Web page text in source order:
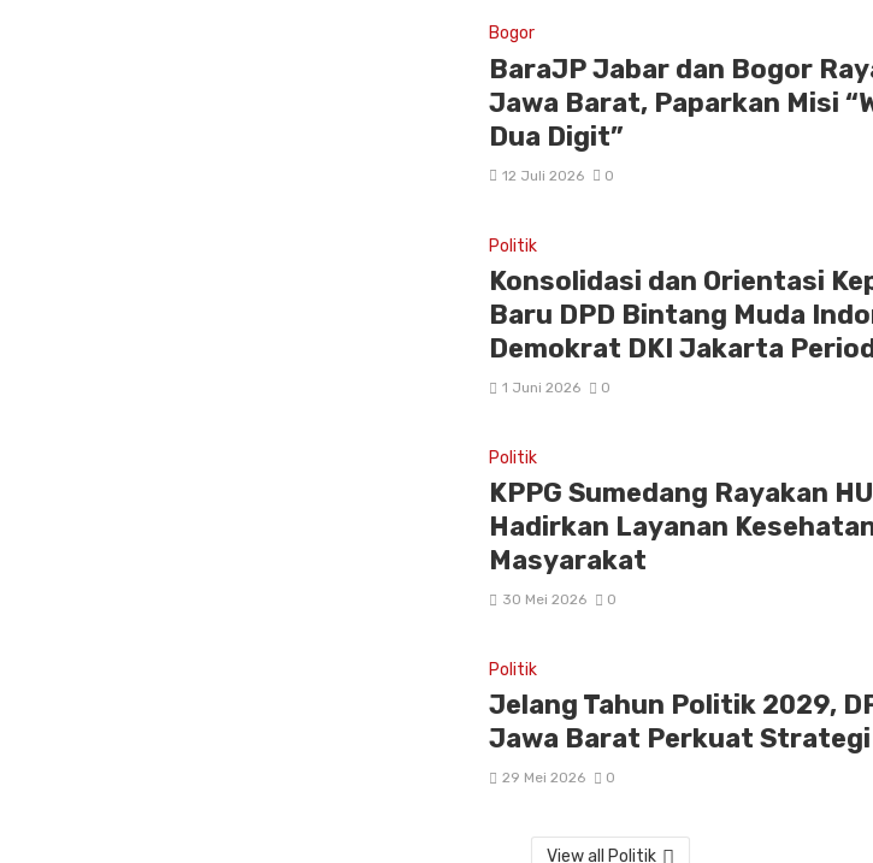
Bogor
BaraJP Jabar dan Bogor
Jawa Barat, Paparkan Misi
Dua Digit”
12 Juli 2026 0
Politik
Konsolidasi dan Orientasi
Baru DPD Bintang Muda
Demokrat DKI Jakarta
1 Juni 2026 0
Politik
KPPG Sumedang Rayakan
Hadirkan Layanan
Masyarakat
30 Mei 2026 0
Politik
Jelang Tahun Politik 2029,
Jawa Barat Perkuat Strategi
29 Mei 2026 0
View all Politik